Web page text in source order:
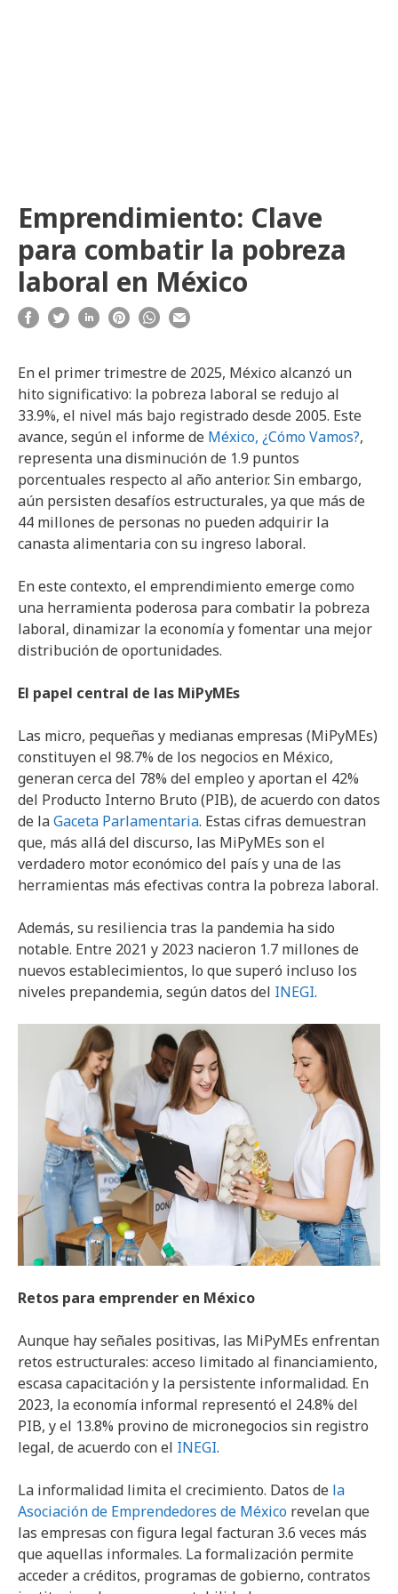
Emprendimiento: Clave
para combatir la pobreza
laboral en México
En el primer trimestre de 2025, México alcanzó un
hito significativo: la pobreza laboral se redujo al
33.9%, el nivel más bajo registrado desde 2005. Este
avance, según el informe de México, ¿Cómo Vamos?,
representa una disminución de 1.9 puntos
porcentuales respecto al año anterior. Sin embargo,
aún persisten desafíos estructurales, ya que más de
44 millones de personas no pueden adquirir la
canasta alimentaria con su ingreso laboral.
En este contexto, el emprendimiento emerge como
una herramienta poderosa para combatir la pobreza
laboral, dinamizar la economía y fomentar una mejor
distribución de oportunidades.
El papel central de las MiPyMEs
Las micro, pequeñas y medianas empresas (MiPyMEs)
constituyen el 98.7% de los negocios en México,
generan cerca del 78% del empleo y aportan el 42%
del Producto Interno Bruto (PIB), de acuerdo con datos
de laGaceta Parlamentaria. Estas cifras demuestran
que, más allá del discurso, las MiPyMEs son el
verdadero motor económico del país y una de las
herramientas más efectivas contra la pobreza laboral.
Además, su resiliencia tras la pandemia ha sido
notable. Entre 2021 y 2023 nacieron 1.7 millones de
nuevos establecimientos, lo que superó incluso los
niveles prepandemia, según datos del INEGI.
Retos para emprender en México
Aunque hay señales positivas, las MiPyMEs enfrentan
retos estructurales: acceso limitado al financiamiento,
escasa capacitación y la persistente informalidad. En
2023, la economía informal representó el 24.8% del
PIB, y el 13.8% provino de micronegocios sin registro
legal, de acuerdo con el INEGI.
La informalidad limita el crecimiento. Datos de la
Asociación de Emprendedores de México revelan que
las empresas con figura legal facturan 3.6 veces más
que aquellas informales. La formalización permite
acceder a créditos, programas de gobierno, contratos